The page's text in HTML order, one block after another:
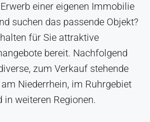
einer eigenen Immobilie
suchen das passende Objekt?
für Sie attraktive
bereit. Nachfolgend
zum Verkauf stehende
Niederrhein, im Ruhrgebiet
in weiteren Regionen.